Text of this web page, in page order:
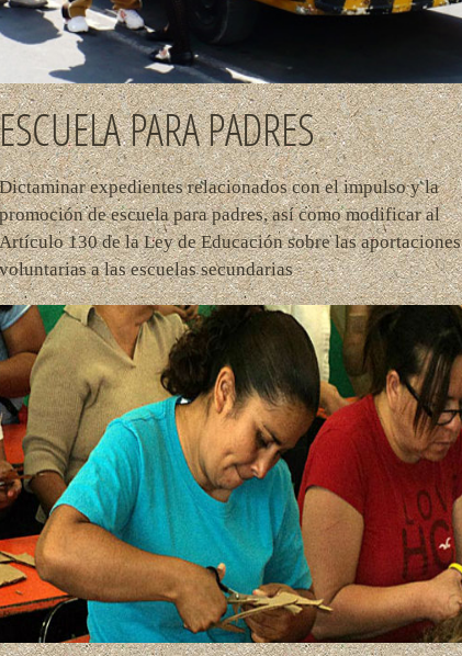
ESCUELA PARA PADRES
Dictaminar expedientes relacionados con el impulso y la
promoción de escuela para padres, así como modificar al
Artículo 130 de la Ley de Educación sobre las aportaciones
voluntarias a las escuelas secundarias